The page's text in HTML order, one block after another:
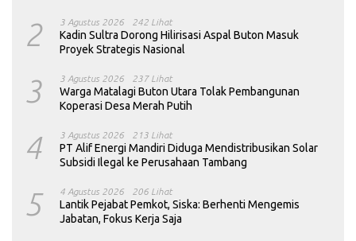
2 3 Agustus 2026 242 Lihat
Kadin Sultra Dorong Hilirisasi Aspal Buton Masuk
Proyek Strategis Nasional
3 3 Agustus 2026 237 Lihat
Warga Matalagi Buton Utara Tolak Pembangunan
Koperasi Desa Merah Putih
4 3 Agustus 2026 213 Lihat
PT Alif Energi Mandiri Diduga Mendistribusikan Solar
Subsidi Ilegal ke Perusahaan Tambang
5 4 Agustus 2026 206 Lihat
Lantik Pejabat Pemkot, Siska: Berhenti Mengemis
Jabatan, Fokus Kerja Saja